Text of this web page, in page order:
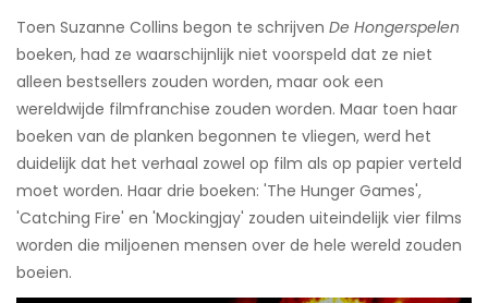
Toen Suzanne Collins begon te schrijven De Hongerspelen
boeken, had ze waarschijnlijk niet voorspeld dat ze niet
alleen bestsellers zouden worden, maar ook een
wereldwijde filmfranchise zouden worden. Maar toen haar
boeken van de planken begonnen te vliegen, werd het
duidelijk dat het verhaal zowel op film als op papier verteld
moet worden. Haar drie boeken: 'The Hunger Games',
'Catching Fire' en 'Mockingjay' zouden uiteindelijk vier films
worden die miljoenen mensen over de hele wereld zouden
boeien.